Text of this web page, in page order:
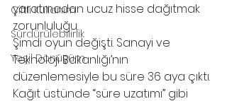
Çiftli Kullanım
Sürdürülebilirlik
Yeşil Dönüşüm
yaratmadan ucuz hisse dağıtmak
zorunluluğu.
Şimdi oyun değişti. Sanayi ve
Teknoloji Bakanlığı’nın
düzenlemesiyle bu süre 36 aya çıktı.
Kağıt üstünde “süre uzatımı” gibi